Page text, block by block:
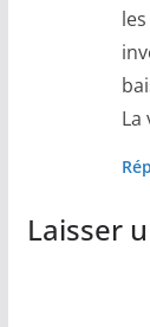
La
Laisser